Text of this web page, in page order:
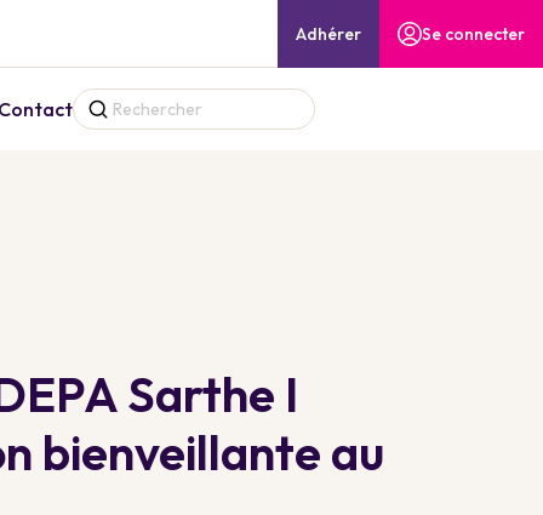
Contact
Adhérer Se connecter
Sarthe I
bienveillante au